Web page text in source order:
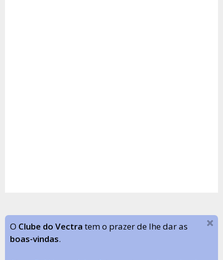
O Clube do Vectra tem o prazer de lhe dar as
boas-vindas.